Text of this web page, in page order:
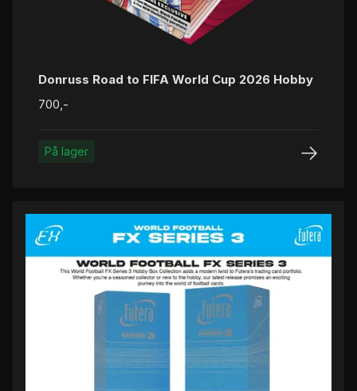
Donruss Road to FIFA World Cup 2026 Hobby
700,-
På lager